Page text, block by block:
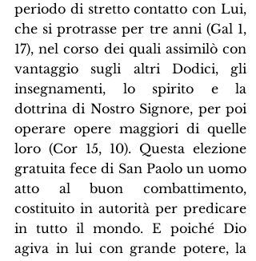
periodo di stretto contatto con Lui,
che si protrasse per tre anni (Gal 1,
17), nel corso dei quali assimilò con
vantaggio sugli altri Dodici, gli
insegnamenti, lo spirito e la
dottrina di Nostro Signore, per poi
operare opere maggiori di quelle
loro (Cor 15, 10). Questa elezione
gratuita fece di San Paolo un uomo
atto al buon combattimento,
costituito in autorità per predicare
in tutto il mondo. E poiché Dio
agiva in lui con grande potere, la